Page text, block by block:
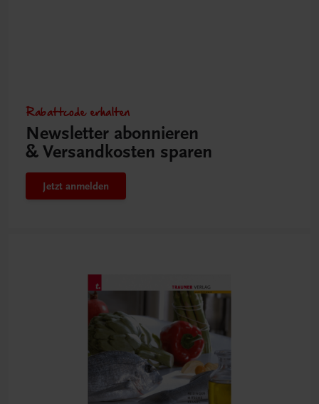
Rabattcode erhalten
Newsletter abonnieren
& Versandkosten sparen
Jetzt anmelden